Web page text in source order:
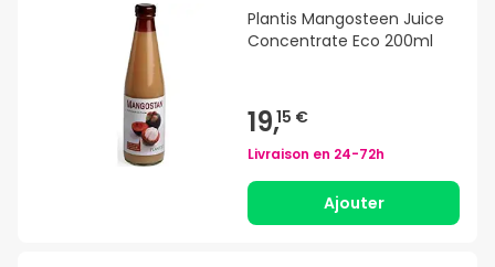
Plantis Mangosteen Juice
Concentrate Eco 200ml
19,15 €
Livraison en 24-72h
Ajouter